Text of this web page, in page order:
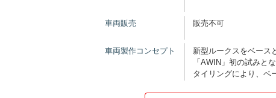
車両販売 販売不可
車両製作コンセプト
新型ルークスをベース
「AWIN」初の試みと
タイリングにより、ベ